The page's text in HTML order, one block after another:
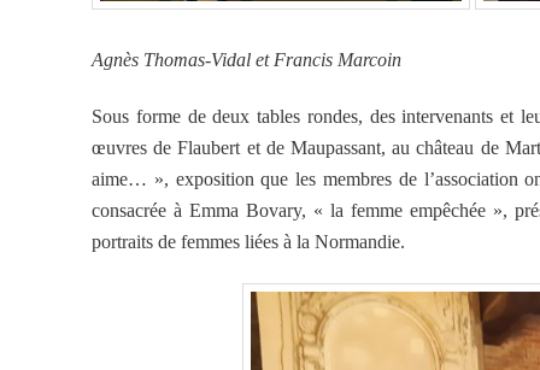
Agnès Thomas-Vidal et Francis Marcoin
Sous forme de deux tables rondes, des intervenants et
œuvres de Flaubert et de Maupassant, au château de
aime… », exposition que les membres de l’association
consacrée à Emma Bovary, « la femme empêchée »,
portraits de femmes liées à la Normandie.